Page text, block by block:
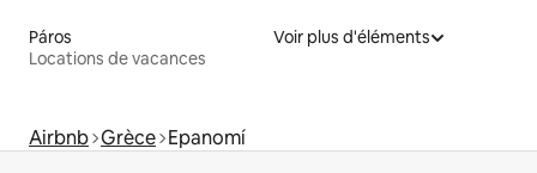
Páros
Locations de vacances
Voir plus d'éléments
Airbnb Grèce Epanomí